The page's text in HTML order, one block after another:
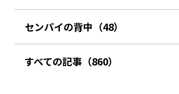
センパイの背中（48）
すべての記事（860）